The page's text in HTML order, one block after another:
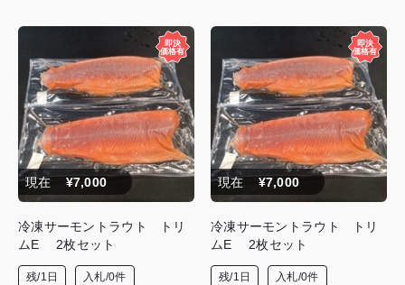
現在 ¥7,000
冷凍サーモントラウト トリ
ムE 2枚セット
残/1日 入札/0件
現在 ¥7,000
冷凍サーモントラウト トリ
ムE 2枚セット
残/1日 入札/0件